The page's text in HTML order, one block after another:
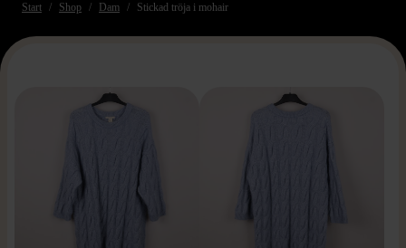
Start Shop Dam Stickad tröja i mohair